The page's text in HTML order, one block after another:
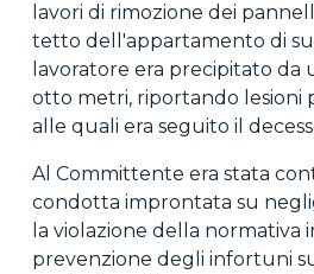
lavori di rimozione dei
tetto dell'appartamento di
lavoratore era precipitato da
otto metri, riportando lesioni
alle quali era seguito il
Al Committente era stata
condotta improntata su
la violazione della normativa
prevenzione degli infortuni